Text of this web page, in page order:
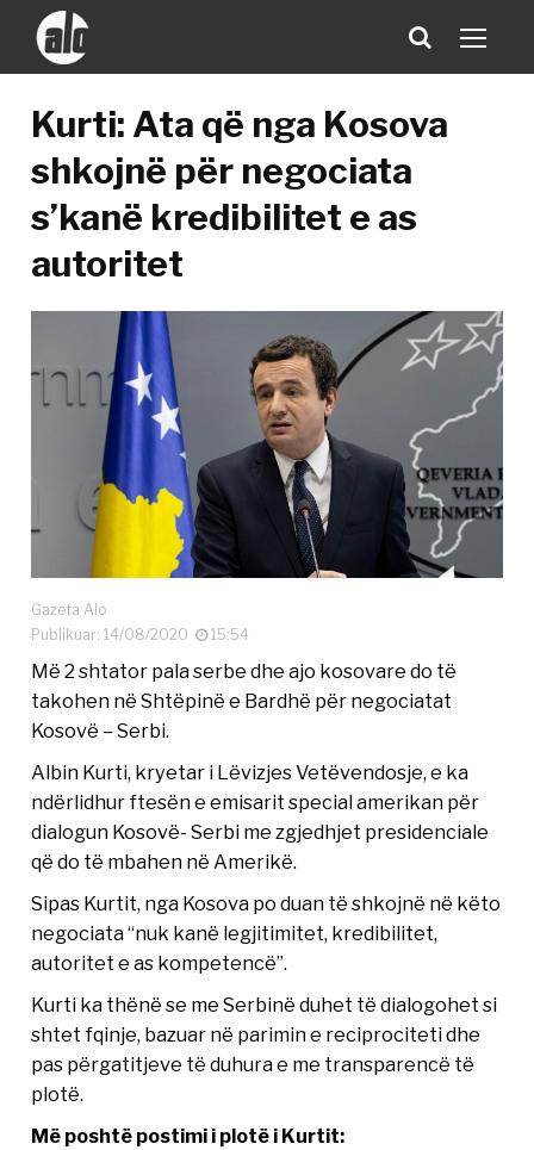
Kurti: Ata që nga Kosova
shkojnë për negociata
s’kanë kredibilitet e as
autoritet
Gazeta Alo
Publikuar: 14/08/2020
15:54
Më 2 shtator pala serbe dhe ajo kosovare do të
takohen në Shtëpinë e Bardhë për negociatat
Kosovë – Serbi.
Albin Kurti, kryetar i Lëvizjes Vetëvendosje, e ka
ndërlidhur ftesën e emisarit special amerikan për
dialogun Kosovë- Serbi me zgjedhjet presidenciale
që do të mbahen në Amerikë.
Sipas Kurtit, nga Kosova po duan të shkojnë në këto
negociata “nuk kanë legjitimitet, kredibilitet,
autoritet e as kompetencë”.
Kurti ka thënë se me Serbinë duhet të dialogohet si
shtet fqinje, bazuar në parimin e reciprociteti dhe
pas përgatitjeve të duhura e me transparencë të
plotë.
Më poshtë postimi i plotë i Kurtit: